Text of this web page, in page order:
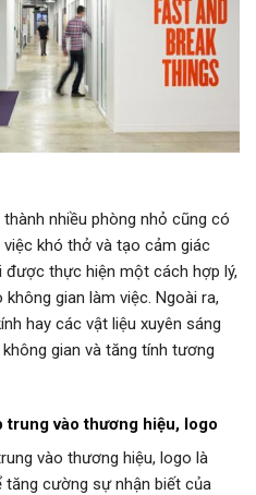
nhiều phòng nhỏ cũng có
khó thở và tạo cảm giác
được thực hiện một cách hợp lý,
gian làm việc. Ngoài ra,
hay các vật liệu xuyên sáng
gian và tăng tính tương
trung vào thương hiệu, logo
vào thương hiệu, logo là
cường sự nhận biết của